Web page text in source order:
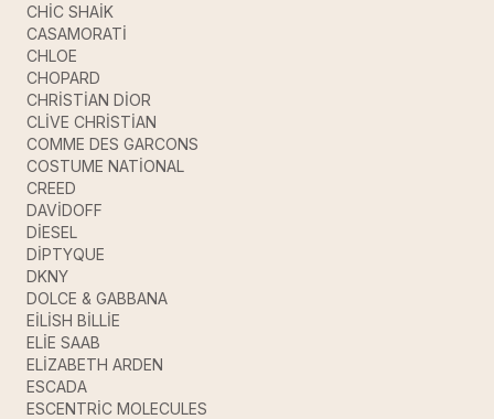
CHİC SHAİK
CASAMORATİ
CHLOE
CHOPARD
CHRİSTİAN DİOR
CLİVE CHRİSTİAN
COMME DES GARCONS
COSTUME NATİONAL
CREED
DAVİDOFF
DİESEL
DİPTYQUE
DKNY
DOLCE & GABBANA
EİLİSH BİLLİE
ELİE SAAB
ELİZABETH ARDEN
ESCADA
ESCENTRİC MOLECULES